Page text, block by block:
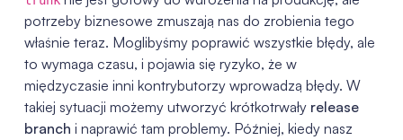
potrzeby biznesowe zmuszają nas do zrobienia tego
właśnie teraz. Moglibyśmy poprawić wszystkie błędy, ale
to wymaga czasu, i pojawia się ryzyko, że w
międzyczasie inni kontrybutorzy wprowadzą błędy. W
takiej sytuacji możemy utworzyć krótkotrwały release
branch i naprawić tam problemy. Później, kiedy nasz